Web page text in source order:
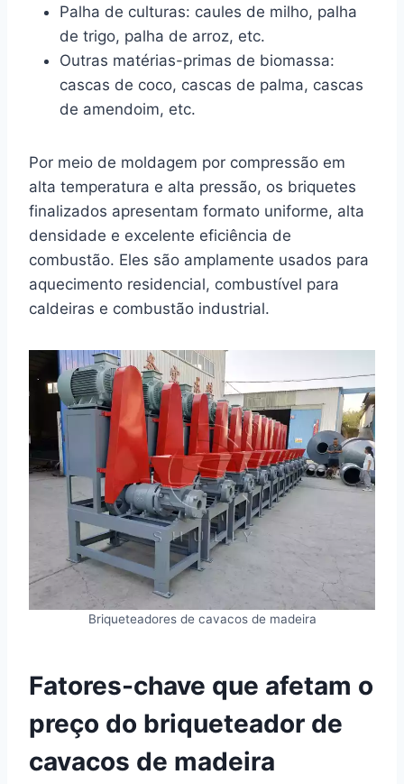
Palha de culturas: caules de milho, palha
de trigo, palha de arroz, etc.
Outras matérias-primas de biomassa:
cascas de coco, cascas de palma, cascas
de amendoim, etc.
Por meio de moldagem por compressão em
alta temperatura e alta pressão, os briquetes
finalizados apresentam formato uniforme, alta
densidade e excelente eficiência de
combustão. Eles são amplamente usados para
aquecimento residencial, combustível para
caldeiras e combustão industrial.
Briqueteadores de cavacos de madeira
Fatores-chave que afetam o
preço do briqueteador de
cavacos de madeira